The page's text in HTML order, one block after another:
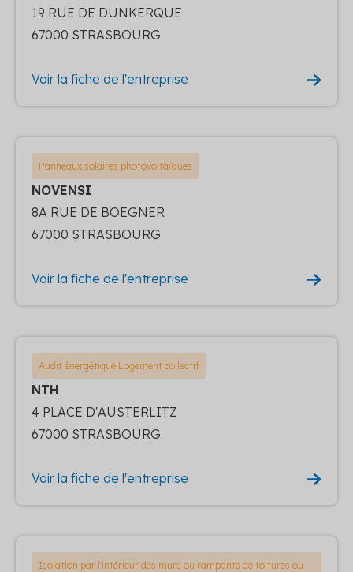
19 RUE DE DUNKERQUE
67000 STRASBOURG
Voir la fiche de l'entreprise
Panneaux solaires photovoltaïques
NOVENSI
8A RUE DE BOEGNER
67000 STRASBOURG
Voir la fiche de l'entreprise
Audit énergétique Logement collectif
NTH
4 PLACE D'AUSTERLITZ
67000 STRASBOURG
Voir la fiche de l'entreprise
Isolation par l'intérieur des murs ou rampants de toitures ou